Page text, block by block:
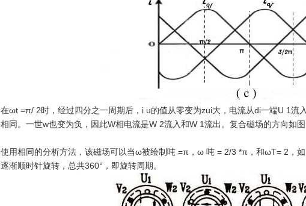
在ωt =π/ 2时，经过四分之一周期后，i u的值从零变为zui大，电流从di一端U 1
相同。一世w也变为负，因此W相电流是W 2流入和W 1流出。复合磁场的方向如
使用相同的分析方法，该磁场可以当ω被绘制吨 =π，ω 吨 = 2/3 *π，和ωT= 2，
逐渐顺时针旋转，总共360°，即旋转周期。